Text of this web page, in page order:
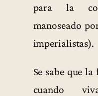
para la
manoseado
imperialistas).
Se sabe que
cuando